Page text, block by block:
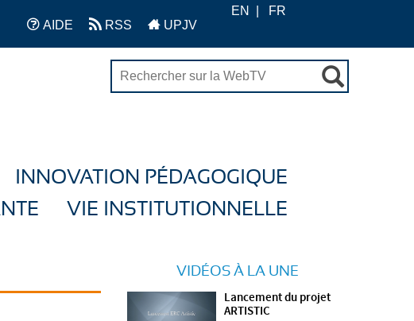
AIDE RSS UPJV
EN FR
INNOVATION PÉDAGOGIQUE
VIE INSTITUTIONNELLE
VIDÉOS À LA UNE
Lancement du projet
ARTISTIC